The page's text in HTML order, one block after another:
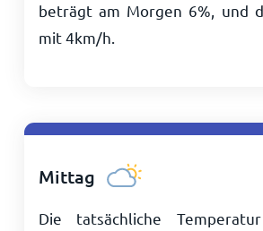
beträgt am Morgen 6%, und
mit4km/h
Mittag
Die tatsächliche